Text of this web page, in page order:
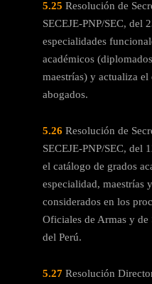
5.25 Resolución de
SECEJE-PNP/SEC, del
especialidades
académicos
maestrías) y actualiza
abogados.
5.26 Resolución de
SECEJE-PNP/SEC, del
el catálogo de grados
especialidad, maestrías
considerados en los
Oficiales de Armas y
del Perú.
5.27 Resolución